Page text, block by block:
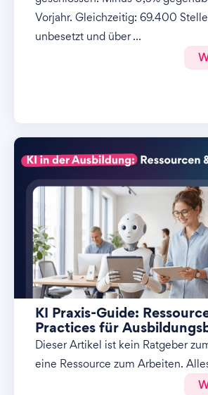
Vorjahr. Gleichzeitig: 69.400
unbesetzt und über ...
KI Praxis-Guide:
Practices für
Dieser Artikel ist kein Ratgeber
eine Ressource zum Arbeiten.